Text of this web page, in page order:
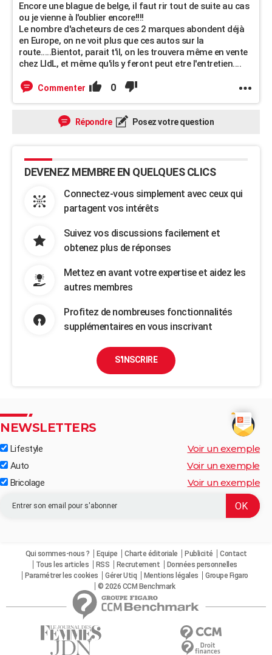
Encore une blague de belge, il faut rir tout de suite au cas
ou je vienne à l'oublier encore!!!!
Le nombre d'acheteurs de ces 2 marques abondent déjà
en Europe, on ne voit plus que ces autos sur la
route.....Bientot, parait t'il, on les trouvera même en vente
chez LIdL, et même qu'ils y feront peut etre l'entretien....
Commenter 0
Répondre Posez votre question
DEVENEZ MEMBRE EN QUELQUES CLICS
Connectez-vous simplement avec ceux qui
partagent vos intérêts
Suivez vos discussions facilement et
obtenez plus de réponses
Mettez en avant votre expertise et aidez les
autres membres
Profitez de nombreuses fonctionnalités
supplémentaires en vous inscrivant
S'INSCRIRE
NEWSLETTERS
Lifestyle Voir un exemple
Auto Voir un exemple
Bricolage Voir un exemple
Qui sommes-nous ? Equipe Charte éditoriale Publicité
Contact
Tous les articles
RSS Recrutement
Données personnelles
Paramétrer les cookies
Gérer Utiq Mentions légales
Groupe Figaro
© 2026 CCM Benchmark